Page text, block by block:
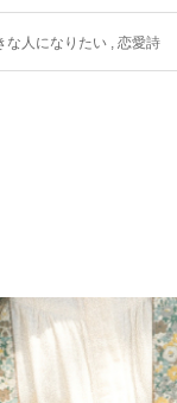
な人になりたい , 恋愛詩